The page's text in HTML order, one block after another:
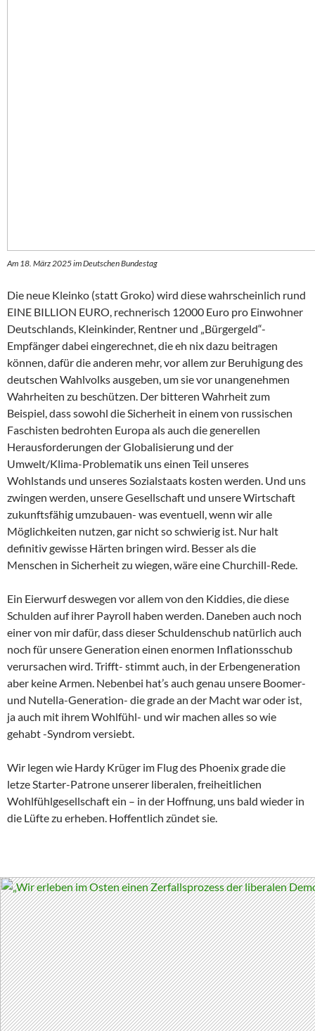
Am 18. März 2025 im Deutschen Bundestag
Die neue Kleinko (statt Groko) wird diese wahrscheinlich rund
EINE BILLION EURO, rechnerisch 12000 Euro pro Einwohner
Deutschlands, Kleinkinder, Rentner und „Bürgergeld“-
Empfänger dabei eingerechnet, die eh nix dazu beitragen
können, dafür die anderen mehr, vor allem zur Beruhigung des
deutschen Wahlvolks ausgeben, um sie vor unangenehmen
Wahrheiten zu beschützen. Der bitteren Wahrheit zum
Beispiel, dass sowohl die Sicherheit in einem von russischen
Faschisten bedrohten Europa als auch die generellen
Herausforderungen der Globalisierung und der
Umwelt/Klima-Problematik uns einen Teil unseres
Wohlstands und unseres Sozialstaats kosten werden. Und uns
zwingen werden, unsere Gesellschaft und unsere Wirtschaft
zukunftsfähig umzubauen- was eventuell, wenn wir alle
Möglichkeiten nutzen, gar nicht so schwierig ist. Nur halt
definitiv gewisse Härten bringen wird. Besser als die
Menschen in Sicherheit zu wiegen, wäre eine Churchill-Rede.
Ein Eierwurf deswegen vor allem von den Kiddies, die diese
Schulden auf ihrer Payroll haben werden. Daneben auch noch
einer von mir dafür, dass dieser Schuldenschub natürlich auch
noch für unsere Generation einen enormen Inflationsschub
verursachen wird. Trifft- stimmt auch, in der Erbengeneration
aber keine Armen. Nebenbei hat’s auch genau unsere Boomer-
und Nutella-Generation- die grade an der Macht war oder ist,
ja auch mit ihrem Wohlfühl- und wir machen alles so wie
gehabt -Syndrom versiebt.
Wir legen wie Hardy Krüger im Flug des Phoenix grade die
letze Starter-Patrone unserer liberalen, freiheitlichen
Wohlfühlgesellschaft ein – in der Hoffnung, uns bald wieder in
die Lüfte zu erheben. Hoffentlich zündet sie.